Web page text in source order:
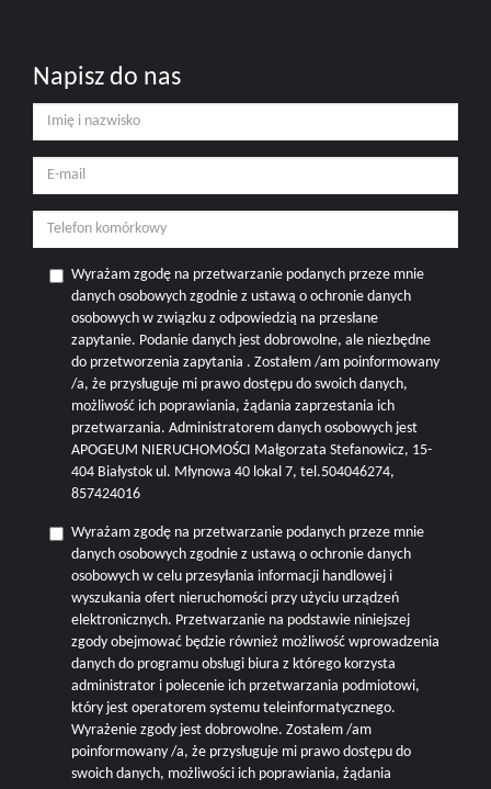
Napisz do nas
Wyrażam zgodę na przetwarzanie podanych przeze mnie
danych osobowych zgodnie z ustawą o ochronie danych
osobowych w związku z odpowiedzią na przesłane
zapytanie. Podanie danych jest dobrowolne, ale niezbędne
do przetworzenia zapytania . Zostałem /am poinformowany
/a, że przysługuje mi prawo dostępu do swoich danych,
możliwość ich poprawiania, żądania zaprzestania ich
przetwarzania. Administratorem danych osobowych jest
APOGEUM NIERUCHOMOŚCI Małgorzata Stefanowicz, 15-
404 Białystok ul. Młynowa 40 lokal 7, tel.504046274,
857424016
Wyrażam zgodę na przetwarzanie podanych przeze mnie
danych osobowych zgodnie z ustawą o ochronie danych
osobowych w celu przesyłania informacji handlowej i
wyszukania ofert nieruchomości przy użyciu urządzeń
elektronicznych. Przetwarzanie na podstawie niniejszej
zgody obejmować będzie również możliwość wprowadzenia
danych do programu obsługi biura z którego korzysta
administrator i polecenie ich przetwarzania podmiotowi,
który jest operatorem systemu teleinformatycznego.
Wyrażenie zgody jest dobrowolne. Zostałem /am
poinformowany /a, że przysługuje mi prawo dostępu do
swoich danych, możliwości ich poprawiania, żądania